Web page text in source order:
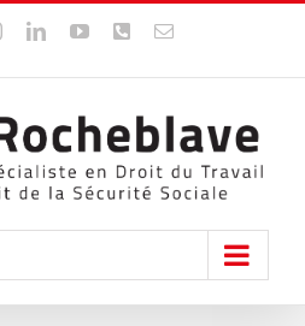
InstagramLinkedInYouTubeWhatsApp
Email